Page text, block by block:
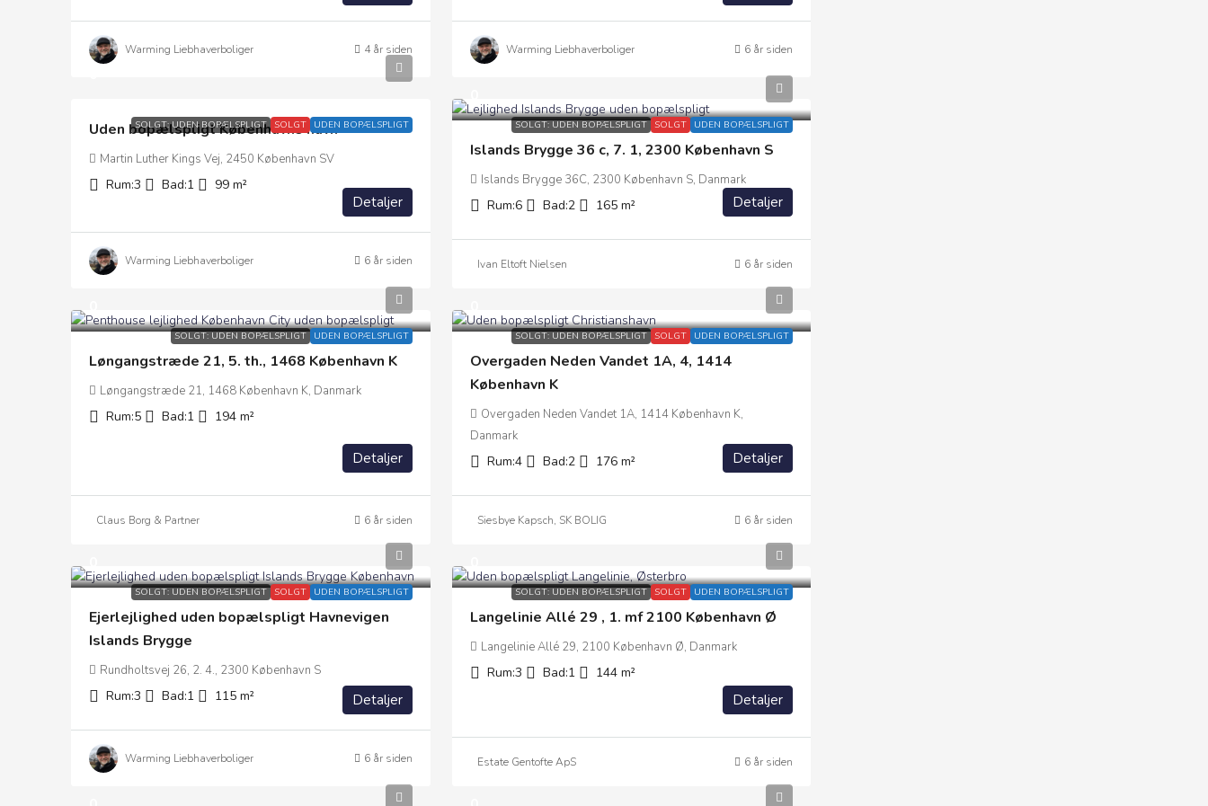
Warming Liebhaverboliger 4 år siden Warming Liebhaverboliger 6 år siden
SOLGT: UDEN BOPÆLSPLIGT SOLGT UDEN BOPÆLSPLIGT
Uden bopælspligt Københavns havn
Martin Luther Kings Vej, 2450 København SV
Rum:3 Bad:1 99 m²
Detaljer
Warming Liebhaverboliger 6 år siden
SOLGT: UDEN BOPÆLSPLIGT SOLGT UDEN BOPÆLSPLIGT
Islands Brygge 36 c, 7. 1, 2300 København S
Islands Brygge 36C, 2300 København S, Danmark
Rum:6 Bad:2 165 m² Detaljer
Ivan Eltoft Nielsen 6 år siden
SOLGT: UDEN BOPÆLSPLIGT UDEN BOPÆLSPLIGT
Løngangstræde 21, 5. th., 1468 København K
Løngangstræde 21, 1468 København K, Danmark
Rum:5 Bad:1 194 m²
Detaljer
Claus Borg & Partner 6 år siden
SOLGT: UDEN BOPÆLSPLIGT SOLGT UDEN BOPÆLSPLIGT
Overgaden Neden Vandet 1A, 4, 1414
København K
Overgaden Neden Vandet 1A, 1414 København K,
Danmark
Rum:4 Bad:2 176 m² Detaljer
Siesbye Kapsch, SK BOLIG 6 år siden
SOLGT: UDEN BOPÆLSPLIGT SOLGT UDEN BOPÆLSPLIGT
Ejerlejlighed uden bopælspligt Havnevigen
Islands Brygge
Rundholtsvej 26, 2. 4., 2300 København S
Rum:3 Bad:1 115 m² Detaljer
Warming Liebhaverboliger 6 år siden
SOLGT: UDEN BOPÆLSPLIGT SOLGT UDEN BOPÆLSPLIGT
Langelinie Allé 29 , 1. mf 2100 København Ø
Langelinie Allé 29, 2100 København Ø, Danmark
Rum:3 Bad:1 144 m²
Detaljer
Estate Gentofte ApS 6 år siden